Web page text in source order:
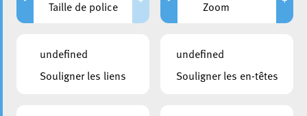
Taille de police
Zoom
undefined
Souligner les liens
undefined
Souligner les en-têtes